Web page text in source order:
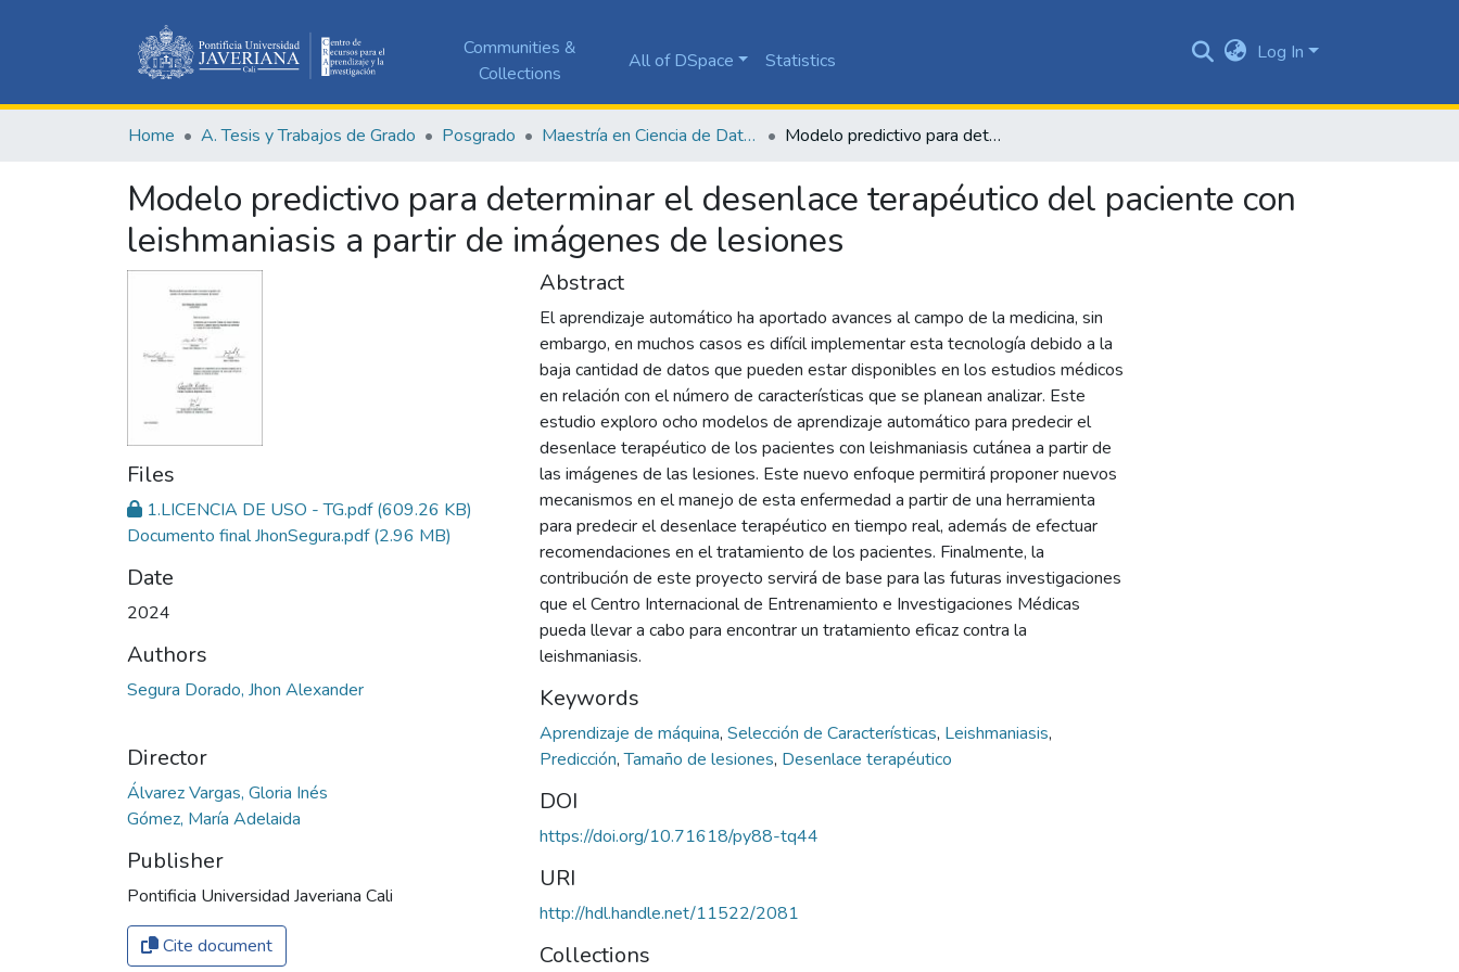
Communities &
Collections
All of DSpace Statistics Log In
Home A. Tesis y Trabajos de Grado Posgrado Maestría en Ciencia de Datos Modelo predictivo para determinar el desenlace terapéutico del paciente con leishmaniasis a partir de imágenes de lesiones
Modelo predictivo para determinar el desenlace terapéutico del paciente con
leishmaniasis a partir de imágenes de lesiones
Files
1.LICENCIA DE USO - TG.pdf(609.26 KB)
Documento final JhonSegura.pdf(2.96 MB)
Date
2024
Authors
Segura Dorado, Jhon Alexander
Director
Álvarez Vargas, Gloria Inés
Gómez, María Adelaida
Publisher
Pontificia Universidad Javeriana Cali
Cite document
Abstract
El aprendizaje automático ha aportado avances al campo de la medicina, sin
embargo, en muchos casos es difícil implementar esta tecnología debido a la
baja cantidad de datos que pueden estar disponibles en los estudios médicos
en relación con el número de características que se planean analizar. Este
estudio exploro ocho modelos de aprendizaje automático para predecir el
desenlace terapéutico de los pacientes con leishmaniasis cutánea a partir de
las imágenes de las lesiones. Este nuevo enfoque permitirá proponer nuevos
mecanismos en el manejo de esta enfermedad a partir de una herramienta
para predecir el desenlace terapéutico en tiempo real, además de efectuar
recomendaciones en el tratamiento de los pacientes. Finalmente, la
contribución de este proyecto servirá de base para las futuras investigaciones
que el Centro Internacional de Entrenamiento e Investigaciones Médicas
pueda llevar a cabo para encontrar un tratamiento eficaz contra la
leishmaniasis.
Keywords
Aprendizaje de máquina, Selección de Características, Leishmaniasis,
Predicción,Tamaño de lesiones, Desenlace terapéutico
DOI
https://doi.org/10.71618/py88-tq44
URI
http://hdl.handle.net/11522/2081
Collections